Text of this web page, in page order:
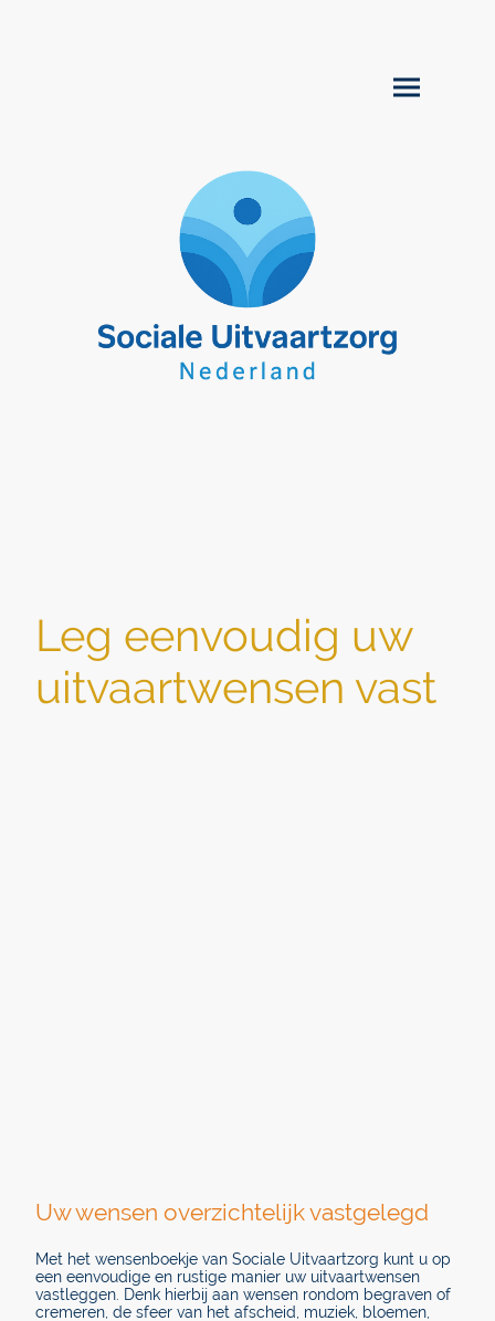
Leg eenvoudig uw
uitvaartwensen vast
Uw wensen overzichtelijk vastgelegd
Met het wensenboekje van Sociale Uitvaartzorg kunt u op
een eenvoudige en rustige manier uw uitvaartwensen
vastleggen. Denk hierbij aan wensen rondom begraven of
cremeren, de sfeer van het afscheid, muziek, bloemen,